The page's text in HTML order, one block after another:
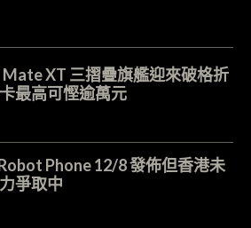
Mate XT 三摺疊旗艦迎來破格折
最高可慳逾萬元
Phone 12/8 發佈但香港未
爭取中